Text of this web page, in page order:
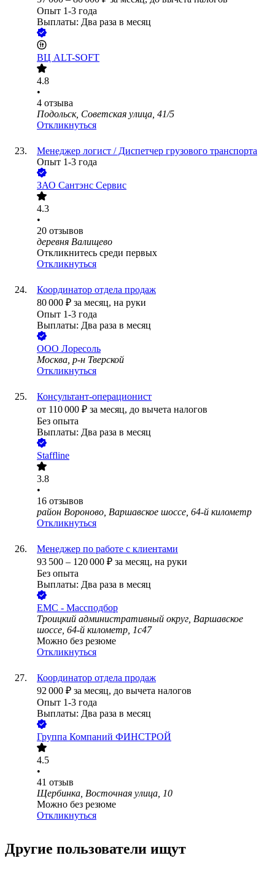
Опыт 1-3 года
Выплаты: Два раза в месяц
ВЦ ALT-SOFT
4.8
•
4 отзыва
Подольск, Советская улица, 41/5
Откликнуться
Менеджер логист / Диспетчер грузового транспорта
Опыт 1-3 года
ЗАО Сантэнс Сервис
4.3
•
20 отзывов
деревня Валищево
Откликнитесь среди первых
Откликнуться
Координатор отдела продаж
80 000 ₽ за месяц, на руки
Опыт 1-3 года
Выплаты: Два раза в месяц
ООО Лоресоль
Москва, р-н Тверской
Откликнуться
Консультант-операционист
от 110 000 ₽ за месяц, до вычета налогов
Без опыта
Выплаты: Два раза в месяц
Staffline
3.8
•
16 отзывов
район Вороново, Варшавское шоссе, 64-й километр
Откликнуться
Менеджер по работе с клиентами
93 500 – 120 000 ₽ за месяц, на руки
Без опыта
Выплаты: Два раза в месяц
ЕМС - Массподбор
Троицкий административный округ, Варшавское
шоссе, 64-й километр, 1с47
Можно без резюме
Откликнуться
Координатор отдела продаж
92 000 ₽ за месяц, до вычета налогов
Опыт 1-3 года
Выплаты: Два раза в месяц
Группа Компаний ФИНСТРОЙ
4.5
•
41 отзыв
Щербинка, Восточная улица, 10
Можно без резюме
Откликнуться
Другие пользователи ищут